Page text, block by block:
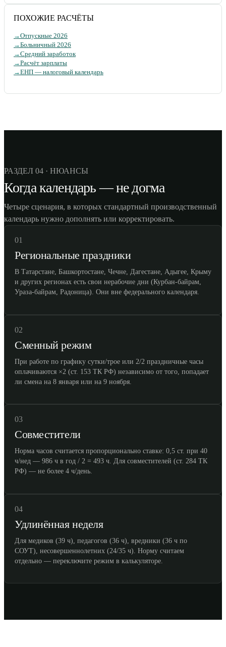
ПОХОЖИЕ РАСЧЁТЫ
→Отпускные 2026
→Больничный 2026
→Средний заработок
→Расчёт зарплаты
→ЕНП — налоговый календарь
РАЗДЕЛ 04 · НЮАНСЫ
Когда календарь — не догма
Четыре сценария, в которых стандартный производственный
календарь нужно дополнять или корректировать.
01
Региональные праздники
В Татарстане, Башкортостане, Чечне, Дагестане, Адыгее, Крыму
и других регионах есть свои нерабочие дни (Курбан-байрам,
Ураза-байрам, Радоница). Они вне федерального календаря.
02
Сменный режим
При работе по графику сутки/трое или 2/2 праздничные часы
оплачиваются ×2 (ст. 153 ТК РФ) независимо от того, попадает
ли смена на 8 января или на 9 ноября.
03
Совместители
Норма часов считается пропорционально ставке: 0,5 ст. при 40
ч/нед — 986 ч в год / 2 = 493 ч. Для совместителей (ст. 284 ТК
РФ) — не более 4 ч/день.
04
Удлинённая неделя
Для медиков (39 ч), педагогов (36 ч), вредники (36 ч по
СОУТ), несовершеннолетних (24/35 ч). Норму считаем
отдельно — переключите режим в калькуляторе.